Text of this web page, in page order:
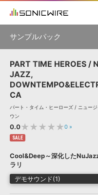
ソフト音源 »
プラグイン・エフェクト
サンプルパック »
ソフトウェア／ツール »
DAW »
キャンペーン »
特集 »
ニュースレター »
製品サポート情報 »
DTMガイド »
初音ミク NT 鏡音リン・レ
KAITO V3
サンプルパックを試そう
ソフト音源 プラグイ
ソフトウェア／ツール
サンプルパック
製品一覧
ジャンル
メーカー
フォーマット
PART TIME HEROES /
JAZZ,
CA
パート・タイム・ヒーローズ / ニュー
ウン
0.0★★★★★0 »
SALE
Cool&Deep～深化した
ラリ
デモサウンド(1)